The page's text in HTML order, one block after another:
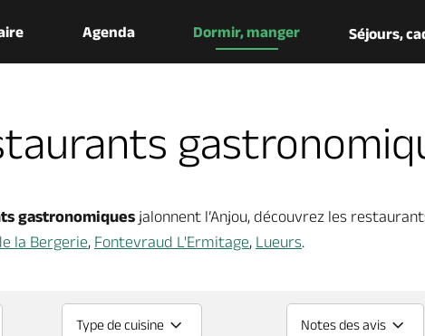
Agenda Dormir, manger Séjours,
gastronomiques jalonnent l’Anjou, découvrez les
la Bergerie, Fontevraud L'Ermitage, Lueurs.
Type de cuisine Notes des avis